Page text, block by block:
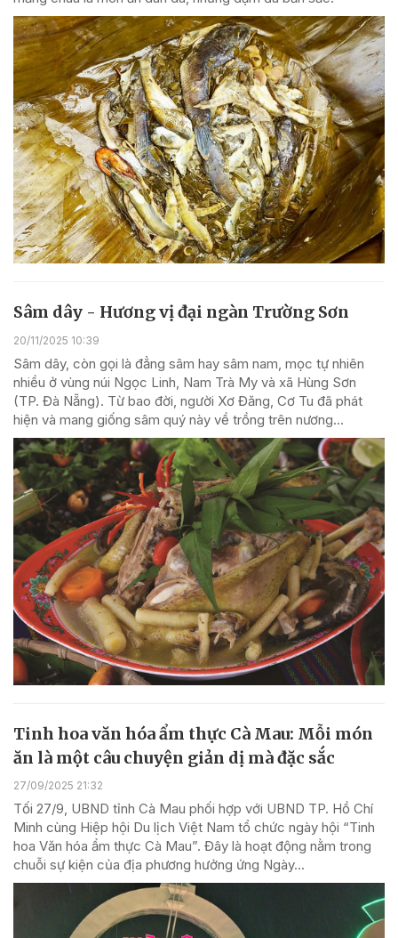
Sâm dây - Hương vị đại ngàn Trường Sơn
20/11/2025 10:39
Sâm dây, còn gọi là đẳng sâm hay sâm nam, mọc tự nhiên
nhiều ở vùng núi Ngọc Linh, Nam Trà My và xã Hùng Sơn
(TP. Đà Nẵng). Từ bao đời, người Xơ Đăng, Cơ Tu đã phát
hiện và mang giống sâm quý này về trồng trên nương...
Tinh hoa văn hóa ẩm thực Cà Mau: Mỗi món
ăn là một câu chuyện giản dị mà đặc sắc
27/09/2025 21:32
Tối 27/9, UBND tỉnh Cà Mau phối hợp với UBND TP. Hồ Chí
Minh cùng Hiệp hội Du lịch Việt Nam tổ chức ngày hội “Tinh
hoa Văn hóa ẩm thực Cà Mau”. Đây là hoạt động nằm trong
chuỗi sự kiện của địa phương hưởng ứng Ngày...